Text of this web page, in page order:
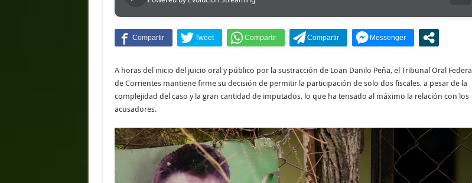
A horas del inicio del juicio oral y público por la sustracción de Loan Danilo Peña, el Tribunal Oral Federal
de Corrientes mantiene firme su decisión de permitir la participación de solo dos fiscales, a pesar de la
complejidad del caso y la gran cantidad de imputados, lo que ha tensado al máximo la relación con los
acusadores.